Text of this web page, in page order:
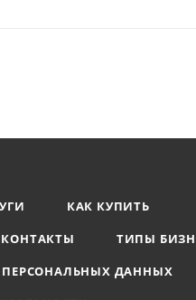
КАК КУПИТЬ
КОНТАКТЫ
ТИПЫ
ДАННЫХ